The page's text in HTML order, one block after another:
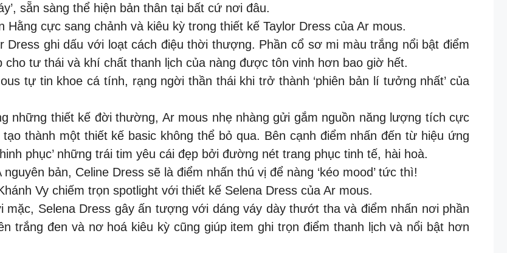
sẵn sàng thể hiện bản thân tại bất cứ nơi đâu.
cực sang chảnh và kiêu kỳ trong thiết kế Taylor Dress của Ar mous.
ghi dấu với loạt cách điệu thời thượng. Phần cổ sơ mi màu trắng nổi bật điểm
tư thái và khí chất thanh lịch của nàng được tôn vinh hơn bao giờ hết.
tự tin khoe cá tính, rạng ngời thần thái khi trở thành ‘phiên bản lí tưởng nhất’ của
những thiết kế đời thường, Ar mous nhẹ nhàng gửi gắm nguồn năng lượng tích cực
thành một thiết kế basic không thể bỏ qua. Bên cạnh điểm nhấn đến từ hiệu ứng
phục’ những trái tim yêu cái đẹp bởi đường nét trang phục tinh tế, hài hoà.
bản, Celine Dress sẽ là điểm nhấn thú vị để nàng ‘kéo mood’ tức thì!
Vy chiếm trọn spotlight với thiết kế Selena Dress của Ar mous.
Selena Dress gây ấn tượng với dáng váy dày thướt tha và điểm nhấn nơi phần
trắng đen và nơ hoá kiêu kỳ cũng giúp item ghi trọn điểm thanh lịch và nổi bật hơn